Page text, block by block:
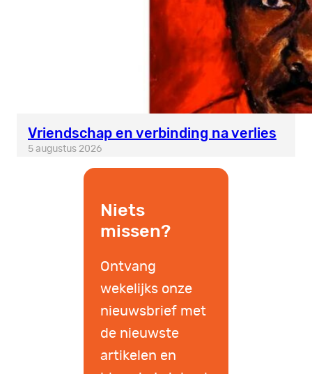
Vriendschap en verbinding na verlies
5 augustus 2026
Niets
missen?
Ontvang
wekelijks onze
nieuwsbrief met
de nieuwste
artikelen en